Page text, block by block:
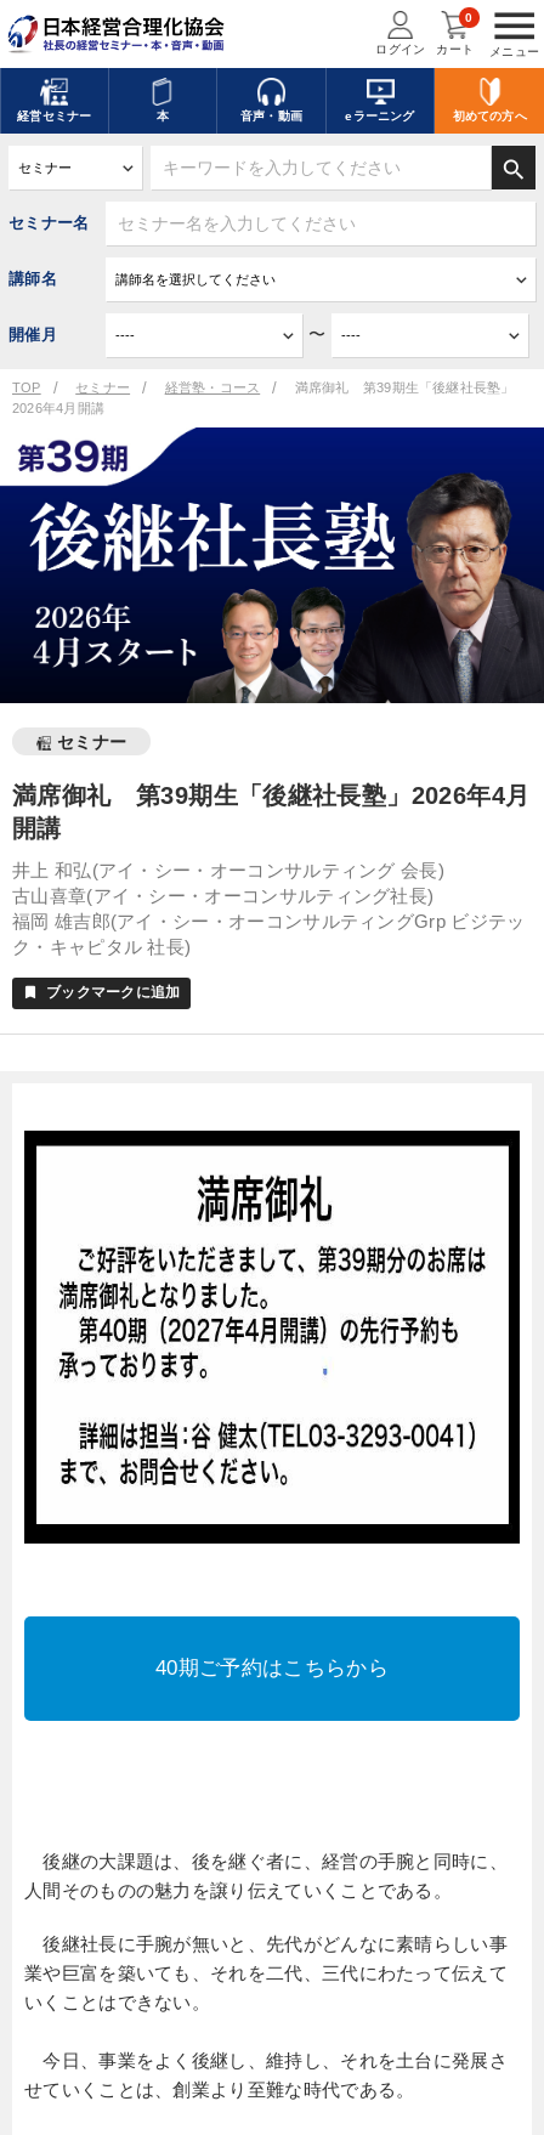
menu
メニュー
ログイン カート
0
経営セミナー 本 音声・動画 eラーニング 初めての方へ
search
セミナー名
講師名
開催月 〜
TOP セミナー 経営塾・コース
満席御礼 第39期生「後継社長塾」
2026年4月開講
セミナー
満席御礼 第39期生「後継社長塾」2026年4月
開講
井上 和弘(アイ・シー・オーコンサルティング 会長)
古山喜章(アイ・シー・オーコンサルティング社長)
福岡 雄吉郎(アイ・シー・オーコンサルティングGrp ビジテッ
ク・キャピタル 社長)
bookmark ブックマークに追加
40期ご予約はこちらから
後継の大課題は、後を継ぐ者に、経営の手腕と同時に、
人間そのものの魅力を譲り伝えていくことである。
後継社長に手腕が無いと、先代がどんなに素晴らしい事
業や巨富を築いても、それを二代、三代にわたって伝えて
いくことはできない。
今日、事業をよく後継し、維持し、それを土台に発展さ
せていくことは、創業より至難な時代である。